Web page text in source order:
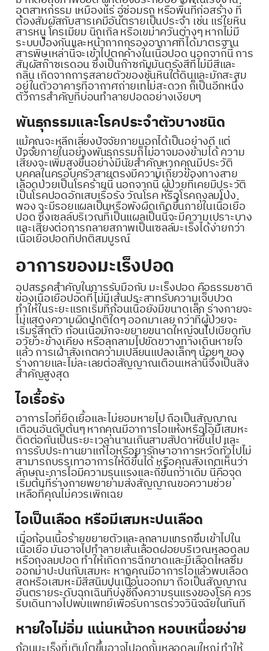
อุตสาหกรรม เหมืองแร่ อู่ซ่อมรถ หรือพื้นที่ก่อสร้าง ที่
ต้องสัมผัสกับสารเคมีอันตรายเป็นประจำ เช่น แร่ใยหิน
สารหนู โครเมียม นิกเกิล หรือเขม่าควันต่างๆ หากไม่มี
ระบบป้องกันและหน้ากากกรองอากาศที่ได้มาตรฐาน
สารพิษเหล่านี้จะเข้าไปตกค้างในเนื้อปอด นอกจากนี้ การ
สัมผัสก๊าซเรดอน ซึ่งเป็นก๊าซกัมมันตรังสีที่ไม่มีสีและ
กลิ่น เกิดจากการสลายตัวของชั้นหินใต้ดินและมักสะสม
อยู่ในตัวอาคารที่อากาศถ่ายเทไม่สะดวก ก็เป็นอีกหนึ่ง
ตัวการสำคัญที่บ่อนทำลายปอดอย่างเงียบๆ
พันธุกรรมและโรคประจำตัวบางชนิด
แม้คุณจะหลีกเลี่ยงปัจจัยภายนอกได้เป็นอย่างดี แต่
ปัจจัยภายในอย่างพันธุกรรมก็ไม่อาจมองข้ามได้ ความ
เสี่ยงจะเพิ่มสูงขึ้นอย่างมีนัยสำคัญหากคุณมีประวัติ
บุคคลในครอบครัวสายตรงมีความเกี่ยวข้องทางสาย
เลือดป่วยเป็นโรคร้ายนี้ นอกจากนี้ ผู้ป่วยที่เคยมีประวัติ
เป็นโรคปอดอักเสบเรื้อรัง วัณโรค หรือโรคถุงลมโป่ง
พอง จะมีรอยแผลเป็นหรือพังผืดเกิดขึ้นภายในเนื้อเยื่อ
ปอด ซึ่งเซลล์บริเวณที่เป็นแผลเป็นนี้จะมีความเปราะบาง
และเสี่ยงต่อการกลายสภาพเป็นเซลล์มะเร็งได้ง่ายกว่า
เนื้อเยื่อปอดที่ปกติสมบูรณ์
อาการของมะเร็งปอด
อุปสรรคสำคัญในการรับมือกับ มะเร็งปอด คือธรรมชาติ
ของเนื้อเยื่อปอดที่ไม่มีเส้นประสาทรับความเจ็บปวด
ทำให้ในระยะแรกเริ่มที่ก้อนเนื้อยังมีขนาดเล็ก ร่างกายจะ
ไม่แสดงความผิดปกติใดๆ ออกมาเลย กว่าที่ผู้ป่วยจะ
เริ่มรู้สึกตัว ก้อนเนื้อมักจะขยายขนาดใหญ่จนไปเบียดทับ
อวัยวะข้างเคียง หรือลุกลามไปขัดขวางทางเดินหายใจ
แล้ว การเฝ้าสังเกตความเปลี่ยนแปลงเล็กๆ น้อยๆ ของ
ร่างกายและไม่ละเลยต่อสัญญาณเตือนเหล่านี้จึงเป็นสิ่ง
สำคัญสูงสุด
ไอเรื้อรัง
อาการไอที่ยืดเยื้อและไม่ยอมหายไป ถือเป็นสัญญาณ
เตือนอันดับต้นๆ หากคุณมีอาการไอแห้งหรือไอมีเสมหะ
ติดต่อกันเป็นระยะเวลานานเกินสามสัปดาห์ขึ้นไป และ
การรับประทานยาแก้ไอหรือยารักษาอาการหวัดทั่วไปไม่
สามารถบรรเทาอาการให้ดีขึ้นได้ หรือคุณสังเกตเห็นว่า
ลักษณะการไอมีความรุนแรงและถี่ขึ้นกว่าเดิม นี่คือจุด
เริ่มต้นที่ร่างกายพยายามส่งสัญญาณขอความช่วย
เหลือที่คุณไม่ควรเพิกเฉย
ไอเป็นเลือด หรือมีเสมหะปนเลือด
เมื่อก้อนเนื้อร้ายขยายตัวและลุกลามแทรกซึมเข้าไปใน
เนื้อเยื่อ มันอาจไปทำลายเส้นเลือดฝอยบริเวณหลอดลม
หรือถุงลมปอด ทำให้เกิดการฉีกขาดและมีเลือดไหลซึม
ออกมาปะปนกับเสมหะ หากคุณมีอาการไอแล้วพบเลือด
สดหรือเสมหะมีสีสนิมปนเปื้อนออกมา ถือเป็นสัญญาณ
อันตรายระดับฉุกเฉินที่บ่งชี้ถึงความรุนแรงของโรค ควร
รีบเดินทางไปพบแพทย์เพื่อรับการตรวจวินิจฉัยในทันที
หายใจไม่อิ่ม แน่นหน้าอก หอบเหนื่อยง่าย